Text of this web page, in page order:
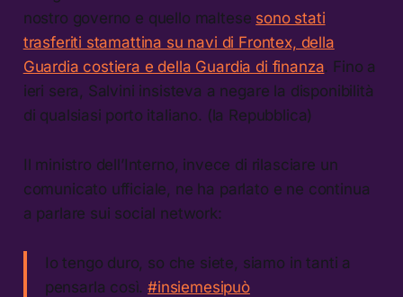
nostro governo e quello maltese sono stati
trasferiti stamattina su navi di Frontex, della
Guardia costiera e della Guardia di finanza. Fino a
ieri sera, Salvini insisteva a negare la disponibilità
di qualsiasi porto italiano. (la Repubblica)
Il ministro dell’Interno, invece di rilasciare un
comunicato ufficiale, ne ha parlato e ne continua
a parlare sui social network:
Io tengo duro, so che siete, siamo in tanti a
pensarla così.#insiemesipuò